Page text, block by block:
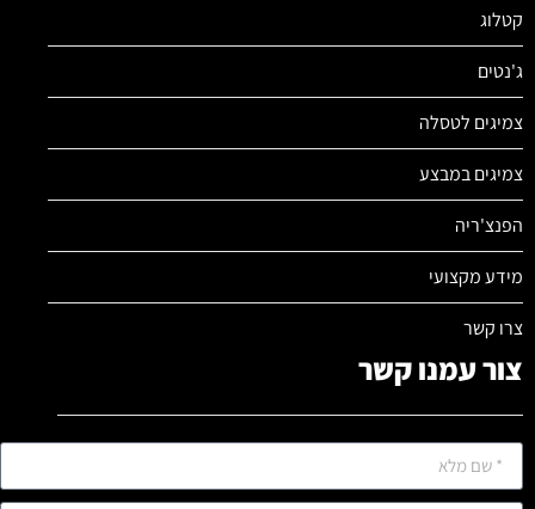
קטלוג
ג'נטים
צמיגים לטסלה
צמיגים במבצע
הפנצ'ריה
מידע מקצועי
צרו קשר
צור עמנו קשר